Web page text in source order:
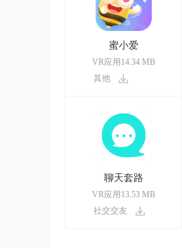
蜜小爱
VR应用14.34 MB
其他
聊天套路
VR应用13.53 MB
社交交友